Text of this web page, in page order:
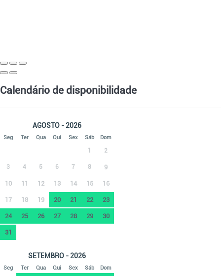
Calendário de disponibilidade
AGOSTO - 2026
Seg Ter Qua Qui Sex Sáb Dom
1 2
3 4 5 6 7 8 9
10 11 12 13 14 15 16
17 18 19 20 21 22 23
24 25 26 27 28 29 30
31
SETEMBRO - 2026
Seg Ter Qua Qui Sex Sáb Dom